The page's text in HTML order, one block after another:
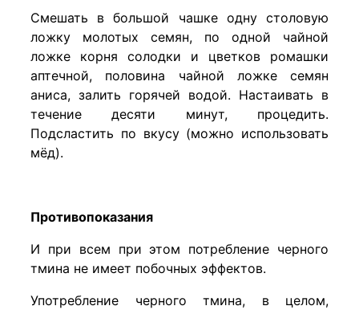
Смешать в большой чашке одну столовую
ложку молотых семян, по одной чайной
ложке корня солодки и цветков ромашки
аптечной, половина чайной ложке семян
аниса, залить горячей водой. Настаивать в
течение десяти минут, процедить.
Подсластить по вкусу (можно использовать
мёд).
Противопоказания
И при всем при этом потребление черного
тмина не имеет побочных эффектов.
Употребление черного тмина, в целом,